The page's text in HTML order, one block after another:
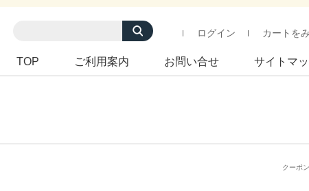
ログイン カートを
TOP ご利用案内 お問い合せ サイトマ
クーポ